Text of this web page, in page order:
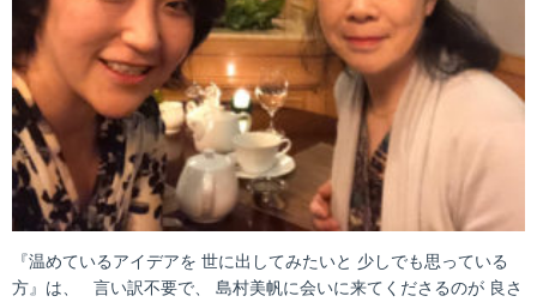
『温めているアイデアを 世に出してみたいと 少しでも思っている
方』は、 言い訳不要で、 島村美帆に会いに来てくださるのが 良さ